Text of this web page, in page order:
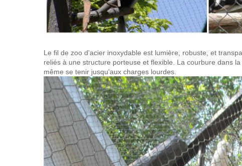
Le fil de zoo d'acier inoxydable est lumière, robuste, et
reliés à une structure porteuse et flexible. La courbure dans
même se tenir jusqu'aux charges lourdes.